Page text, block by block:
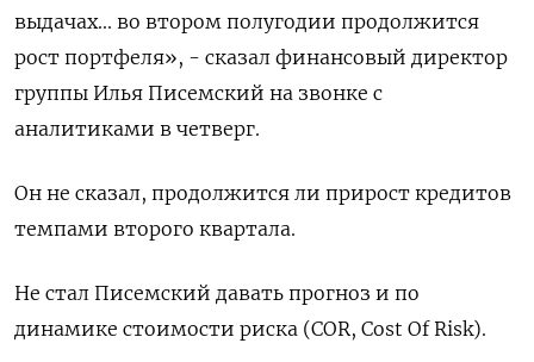
выдачах... во втором полугодии продолжится
рост портфеля», - сказал финансовый директор
группы Илья Писемский на звонке с
аналитиками в четверг.
Он не сказал, продолжится ли прирост кредитов
темпами второго квартала.
Не стал Писемский давать прогноз и по
динамике стоимости риска (COR, Cost Of Risk).